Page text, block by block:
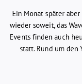
Ein Monat später
wieder soweit, das
Events finden auch
statt. Rund um den